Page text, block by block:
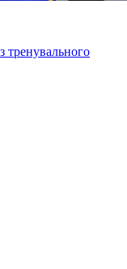
тренувального